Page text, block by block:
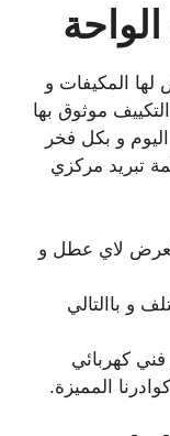
لها المكيفات و
موثوق بها
و بكل فخر
تبريد مركزي
لاي عطل و
و باالتالي
فني كهربائي
المميزة.